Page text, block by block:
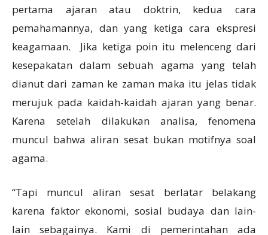
pertama ajaran atau doktrin, kedua cara
pemahamannya, dan yang ketiga cara ekspresi
keagamaan. Jika ketiga poin itu melenceng dari
kesepakatan dalam sebuah agama yang telah
dianut dari zaman ke zaman maka itu jelas tidak
merujuk pada kaidah-kaidah ajaran yang benar.
Karena setelah dilakukan analisa, fenomena
muncul bahwa aliran sesat bukan motifnya soal
agama.
“Tapi muncul aliran sesat berlatar belakang
karena faktor ekonomi, sosial budaya dan lain-
lain sebagainya. Kami di pemerintahan ada